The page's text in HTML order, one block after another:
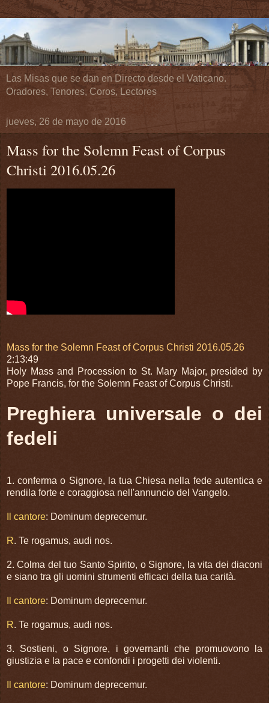
Las Misas que se dan en Directo desde el Vaticano.
Oradores, Tenores, Coros, Lectores
jueves, 26 de mayo de 2016
Mass for the Solemn Feast of Corpus
Christi 2016.05.26
Mass for the Solemn Feast of Corpus Christi 2016.05.26
2:13:49
Holy Mass and Procession to St. Mary Major, presided by
Pope Francis, for the Solemn Feast of Corpus Christi.
Preghiera universale o dei
fedeli
1. conferma o Signore, la tua Chiesa nella fede autentica e
rendila forte e coraggiosa nell'annuncio del Vangelo.
Il cantore: Dominum deprecemur.
R. Te rogamus, audi nos.
2. Colma del tuo Santo Spirito, o Signore, la vita dei diaconi
e siano tra gli uomini strumenti efficaci della tua carità.
Il cantore: Dominum deprecemur.
R. Te rogamus, audi nos.
3. Sostieni, o Signore, i governanti che promuovono la
giustizia e la pace e confondi i progetti dei violenti.
Il cantore: Dominum deprecemur.